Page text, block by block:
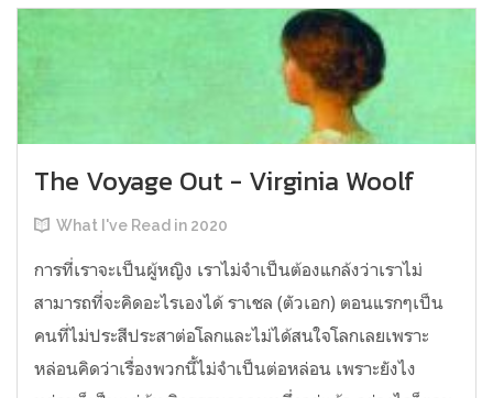
The Voyage Out - Virginia Woolf
What I've Read in 2020
การที่เราจะเป็นผู้หญิง เราไม่จำเป็นต้องแกล้งว่าเราไม่
สามารถที่จะคิดอะไรเองได้ ราเชล (ตัวเอก) ตอนแรกๆเป็น
คนที่ไม่ประสีประสาต่อโลกและไม่ได้สนใจโลกเลยเพราะ
หล่อนคิดว่าเรื่องพวกนี้ไม่จำเป็นต่อหล่อน เพราะยังไง